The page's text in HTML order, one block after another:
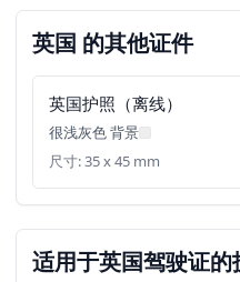
英国 的其他证件
英国护照（离线）
很浅灰色 背景
尺寸: 35 x 45 mm
适用于英国驾驶证的